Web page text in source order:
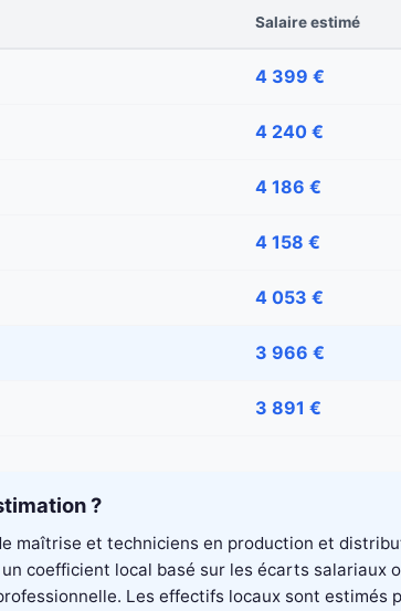
Salaire estimé
4 399 €
4 240 €
4 186 €
4 158 €
4 053 €
3 966 €
3 891 €
?
maîtrise et techniciens en production et
coefficient local basé sur les écarts
Les effectifs locaux sont